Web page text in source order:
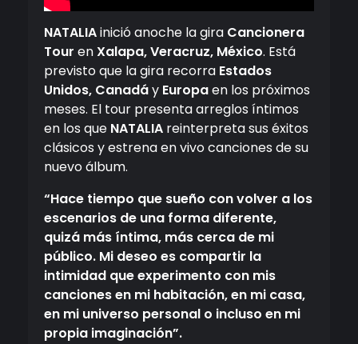
NATALIAinició anoche la gira Cancionera
Tour enXalapa, Veracruz, México. Está
previsto que la gira recorra Estados
Unidos, Canadáy Europaen los próximos
meses. El tour presenta arreglos íntimos
en los que NATALIA reinterpreta sus éxitos
clásicos y estrena en vivo canciones de su
nuevo álbum.
“Hace tiempo que sueño con volver a los
escenarios de una forma diferente,
quizá más íntima, más cerca de mi
público. Mi deseo es compartir la
intimidad que experimento con mis
canciones en mi habitación, en mi casa,
en mi universo personal o incluso en mi
propia imaginación”.